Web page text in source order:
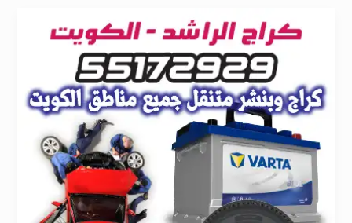
متنقل
الفروانية
55172929